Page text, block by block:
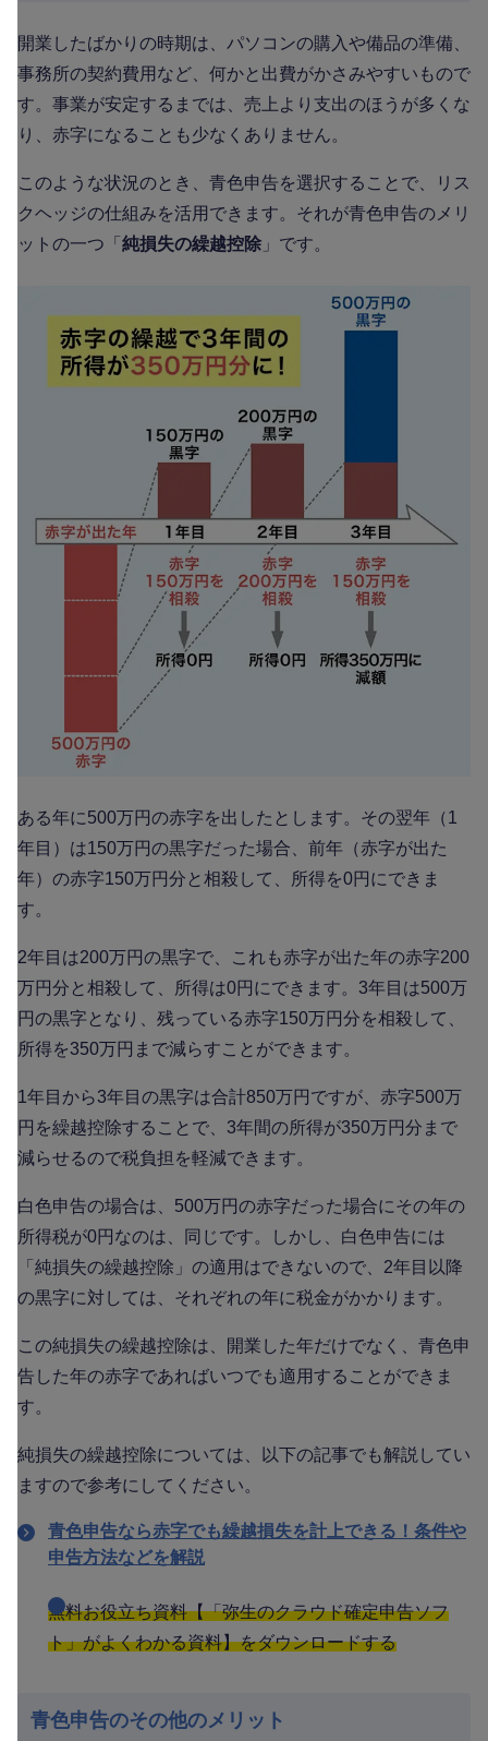
開業したばかりの時期は、パソコンの購入や備品の準備、
事務所の契約費用など、何かと出費がかさみやすいもので
す。事業が安定するまでは、売上より支出のほうが多くな
り、赤字になることも少なくありません。
このような状況のとき、青色申告を選択することで、リス
クヘッジの仕組みを活用できます。それが青色申告のメリ
ットの一つ「 純損失の繰越控除 」です。
ある年に500万円の赤字を出したとします。その翌年（1
年目）は150万円の黒字だった場合、前年（赤字が出た
年）の赤字150万円分と相殺して、所得を0円にできま
す。
2年目は200万円の黒字で、これも赤字が出た年の赤字200
万円分と相殺して、所得は0円にできます。3年目は500万
円の黒字となり、残っている赤字150万円分を相殺して、
所得を350万円まで減らすことができます。
1年目から3年目の黒字は合計850万円ですが、赤字500万
円を繰越控除することで、3年間の所得が350万円分まで
減らせるので税負担を軽減できます。
白色申告の場合は、500万円の赤字だった場合にその年の
所得税が0円なのは、同じです。しかし、白色申告には
「純損失の繰越控除」の適用はできないので、2年目以降
の黒字に対しては、それぞれの年に税金がかかります。
この純損失の繰越控除は、開業した年だけでなく、青色申
告した年の赤字であればいつでも適用することができま
す。
純損失の繰越控除については、以下の記事でも解説してい
ますので参考にしてください。
青色申告なら赤字でも繰越損失を計上できる！条件や
申告方法などを解説
無料お役立ち資料【「弥生のクラウド確定申告ソフ
ト」がよくわかる資料】をダウンロードする
青色申告のその他のメリット